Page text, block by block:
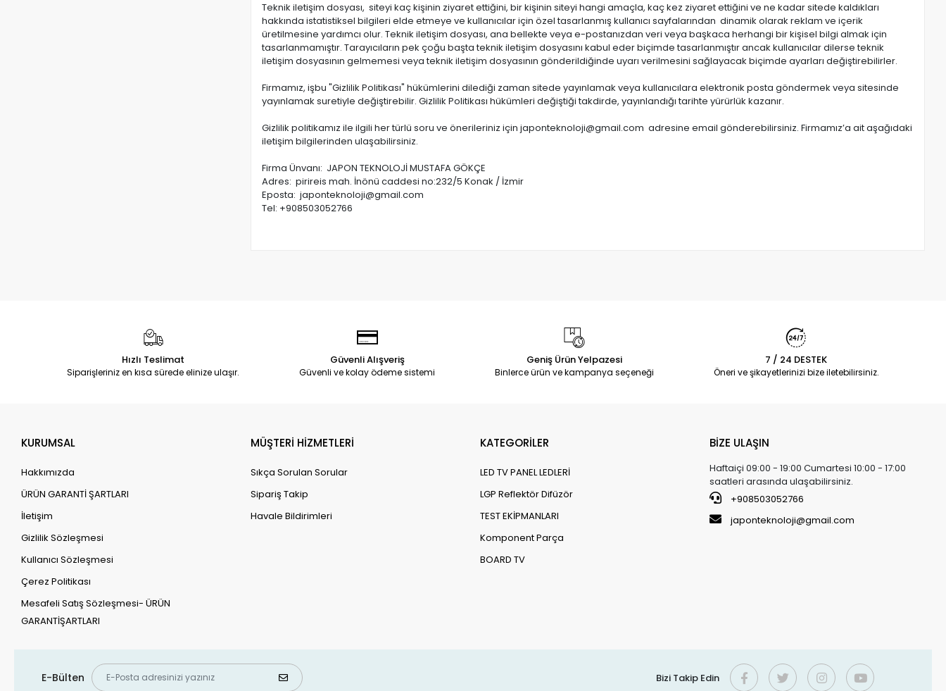
Teknik iletişim dosyası, siteyi kaç kişinin ziyaret ettiğini, bir kişinin siteyi hangi amaçla, kaç kez ziyaret ettiğini ve ne kadar sitede kaldıkları
hakkında istatistiksel bilgileri elde etmeye ve kullanıcılar için özel tasarlanmış kullanıcı sayfalarından dinamik olarak reklam ve içerik
üretilmesine yardımcı olur. Teknik iletişim dosyası, ana bellekte veya e-postanızdan veri veya başkaca herhangi bir kişisel bilgi almak için
tasarlanmamıştır. Tarayıcıların pek çoğu başta teknik iletişim dosyasını kabul eder biçimde tasarlanmıştır ancak kullanıcılar dilerse teknik
iletişim dosyasının gelmemesi veya teknik iletişim dosyasının gönderildiğinde uyarı verilmesini sağlayacak biçimde ayarları değiştirebilirler.
Firmamız, işbu "Gizlilik Politikası" hükümlerini dilediği zaman sitede yayınlamak veya kullanıcılara elektronik posta göndermek veya sitesinde
yayınlamak suretiyle değiştirebilir. Gizlilik Politikası hükümleri değiştiği takdirde, yayınlandığı tarihte yürürlük kazanır.
Gizlilik politikamız ile ilgili her türlü soru ve önerileriniz içinjaponteknoloji@gmail.com adresine email gönderebilirsiniz. Firmamız’a ait aşağıdaki
iletişim bilgilerinden ulaşabilirsiniz.
Firma Ünvanı: JAPON TEKNOLOJİ MUSTAFA GÖKÇE
Adres: pirireis mah. İnönü caddesi no:232/5 Konak / İzmir
Eposta:japonteknoloji@gmail.com
Tel: +908503052766
Hızlı Teslimat
Siparişleriniz en kısa sürede elinize ulaşır.
Güvenli Alışveriş
Güvenli ve kolay ödeme sistemi
Geniş Ürün Yelpazesi
Binlerce ürün ve kampanya seçeneği
7 / 24 DESTEK
Öneri ve şikayetlerinizi bize iletebilirsiniz.
KURUMSAL
Hakkımızda
ÜRÜN GARANTİ ŞARTLARI
İletişim
Gizlilik Sözleşmesi
Kullanıcı Sözleşmesi
Çerez Politikası
Mesafeli Satış Sözleşmesi- ÜRÜN
GARANTİŞARTLARI
MÜŞTERİ HİZMETLERİ
Sıkça Sorulan Sorular
Sipariş Takip
Havale Bildirimleri
KATEGORİLER
LED TV PANEL LEDLERİ
LGP Reflektör Difüzör
TEST EKİPMANLARI
Komponent Parça
BOARD TV
BİZE ULAŞIN
Haftaiçi 09:00 - 19:00 Cumartesi 10:00 - 17:00
saatleri arasında ulaşabilirsiniz.
+908503052766
japonteknoloji@gmail.com
E-Bülten Bizi Takip Edin